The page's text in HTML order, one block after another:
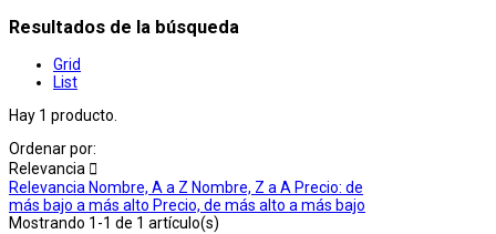
Resultados de la búsqueda
Grid
List
Hay 1 producto.
Ordenar por:
Relevancia 
Relevancia Nombre, A a Z Nombre, Z a A Precio: de
más bajo a más alto Precio, de más alto a más bajo
Mostrando 1-1 de 1 artículo(s)